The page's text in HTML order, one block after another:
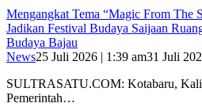
Mengangkat Tema “Magic From The
Jadikan Festival Budaya Saijaan
Budaya Bajau
News25 Juli 2026 | 1:39 am31 Juli
SULTRASATU.COM: Kotabaru,
Pemerintah…